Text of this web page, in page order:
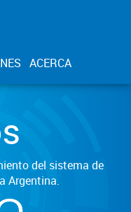
ACERCA
del sistema de
Argentina.